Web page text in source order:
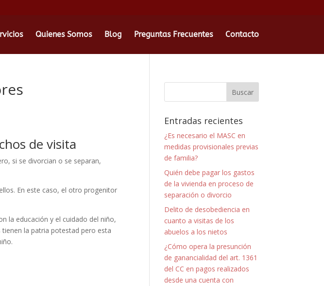
Quienes Somos Blog Preguntas Frecuentes Contacto
de visita
si se divorcian o se separan,
En este caso, el otro progenitor
la educación y el cuidado del niño,
la patria potestad pero esta
Entradas recientes
¿Es necesario el MASC en
medidas provisionales previas
de familia?
Quién debe pagar los gastos
de la vivienda en proceso de
separación o divorcio
Delito de desobediencia en
cuanto a visitas de los
abuelos a los nietos
¿Cómo opera la presunción
de ganancialidad del art. 1361
del CC en pagos realizados
desde una cuenta con